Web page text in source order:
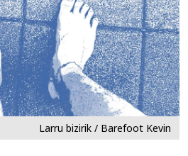
Larru bizirik / Barefoot Kevin